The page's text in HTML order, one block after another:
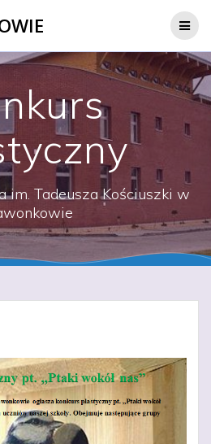
do
im. Tadeusza Kościuszki w